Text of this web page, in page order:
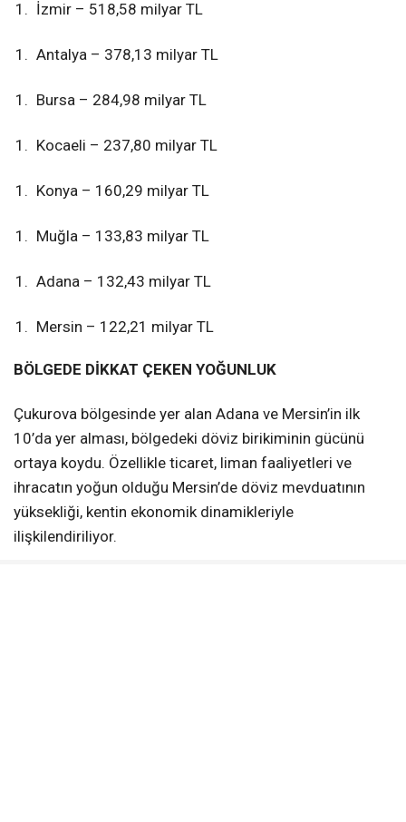
İzmir – 518,58 milyar TL
Antalya – 378,13 milyar TL
Bursa – 284,98 milyar TL
Kocaeli – 237,80 milyar TL
Konya – 160,29 milyar TL
Muğla – 133,83 milyar TL
Adana – 132,43 milyar TL
Mersin – 122,21 milyar TL
BÖLGEDE DİKKAT ÇEKEN YOĞUNLUK
Çukurova bölgesinde yer alan Adana ve Mersin’in ilk
10’da yer alması, bölgedeki döviz birikiminin gücünü
ortaya koydu. Özellikle ticaret, liman faaliyetleri ve
ihracatın yoğun olduğu Mersin’de döviz mevduatının
yüksekliği, kentin ekonomik dinamikleriyle
ilişkilendiriliyor.